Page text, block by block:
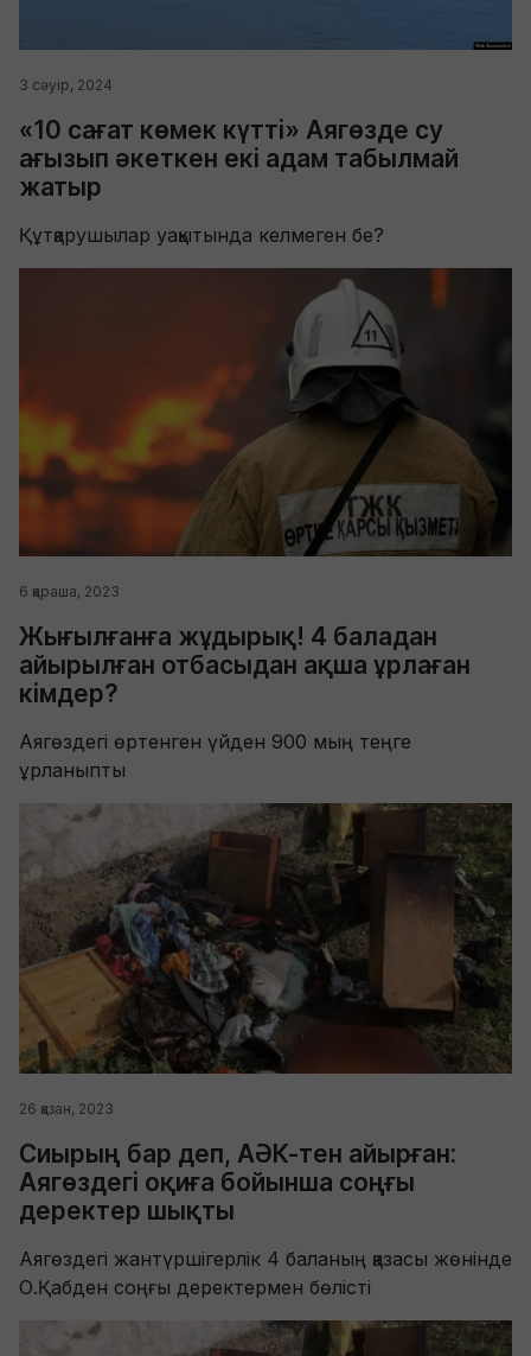
3 сәуір, 2024
«10 сағат көмек күтті» Аягөзде су
ағызып әкеткен екі адам табылмай
жатыр
Құтқарушылар уақытында келмеген бе?
6 қараша, 2023
Жығылғанға жұдырық! 4 баладан
айырылған отбасыдан ақша ұрлаған
кімдер?
Аягөздегі өртенген үйден 900 мың теңге
ұрланыпты
26 қазан, 2023
Сиырың бар деп, АӘК-тен айырған:
Аягөздегі оқиға бойынша соңғы
деректер шықты
Аягөздегі жантүршігерлік 4 баланың қазасы жөнінде
О.Қабден соңғы деректермен бөлісті